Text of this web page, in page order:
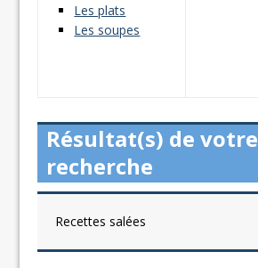
Les plats
Les soupes
Résultat(s) de votre
recherche
Recettes salées